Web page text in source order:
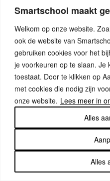
Smartschool maakt
Welkom op onze website.
ook de website van
gebruiken cookies voor het
je voorkeuren op te slaan. Je
toestaat. Door te klikken op
met cookies die nodig zijn
onze website. Lees meer in
Alles
Alles
Communicatie
Educatief
Leerlingvolgsysteem
Skore
Analytics
Apps
PRIVACY